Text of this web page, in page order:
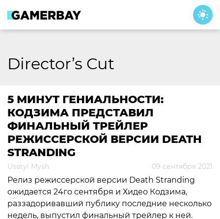
content
Director’s Cut
5 МИНУТ ГЕНИАЛЬНОСТИ:
КОДЗИМА ПРЕДСТАВИЛ
ФИНАЛЬНЫЙ ТРЕЙЛЕР
РЕЖИССЕРСКОЙ ВЕРСИИ DEATH
STRANDING
Usatyi Mysh 09 сентября 2021
Релиз режиссерской версии Death Stranding
ожидается 24го сентября и Хидео Кодзима,
раззадоривавший публику последние несколько
недель, выпустил финальный трейлер к ней.